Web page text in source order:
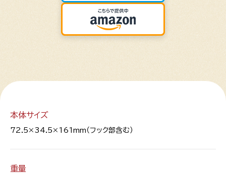
本体サイズ
72.5×34.5×161mm（フック部含む）
重量